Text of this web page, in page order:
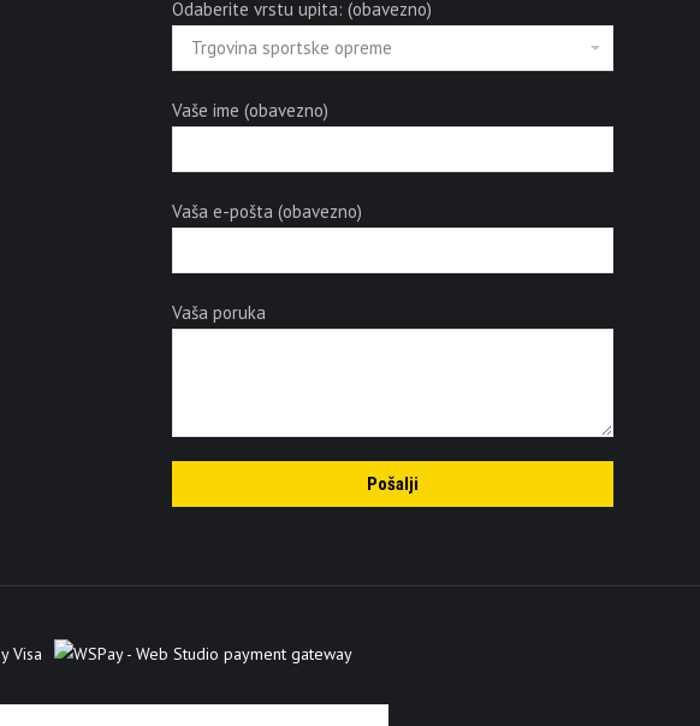
Odaberite vrstu upita: (obavezno)
Vaše ime (obavezno)
Vaša e-pošta (obavezno)
Vaša poruka